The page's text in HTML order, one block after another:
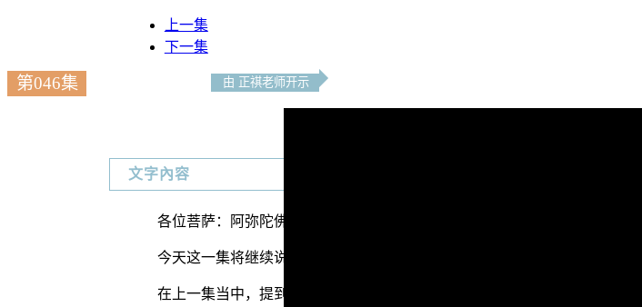
上一集
下一集
第046集 由 正祺老师开示
文字內容
各位菩萨：阿弥陀佛！
今天这一集将继续说明“童女迦叶与大乘佛教”。
在上一集当中，提到琅琊阁对《童女迦叶考》所提出几个错误的质疑。首